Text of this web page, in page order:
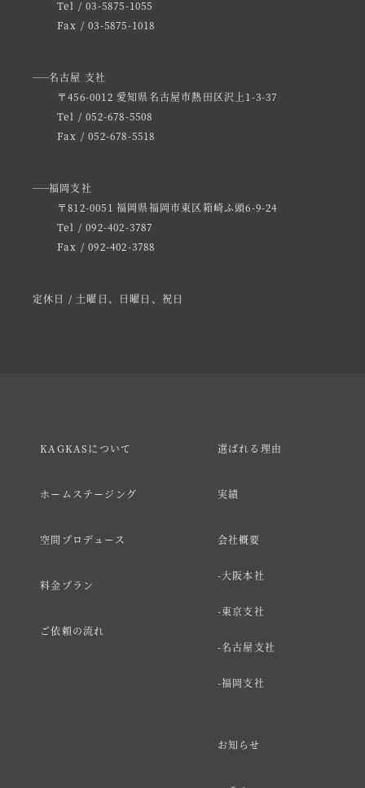
Tel / 03-5875-1055
Fax / 03-5875-1018
名古屋 支社
〒456-0012 愛知県名古屋市熱田区沢上1-3-37
Tel / 052-678-5508
Fax / 052-678-5518
福岡支社
〒812-0051 福岡県福岡市東区箱崎ふ頭6-9-24
Tel / 092-402-3787
Fax / 092-402-3788
定休日 / 土曜日、日曜日、祝日
KAGKASについて
ホームステージング
空間プロデュース
料金プラン
ご依頼の流れ
選ばれる理由
実績
会社概要
大阪本社
東京支社
名古屋支社
福岡支社
お知らせ